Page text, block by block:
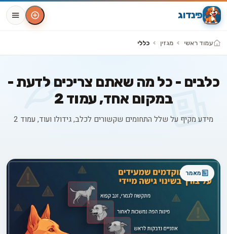
פינדוג
עמוד ראשי מגזין כללי
כלבים - כל מה שאתם צריכים לדעת -
במקום אחד, עמוד 2
מידע מקיף על שלל התחומים שקשורים לכלב, גידולו ועוד, עמוד 2
מאמרים בקטגוריה כללי
מאמר